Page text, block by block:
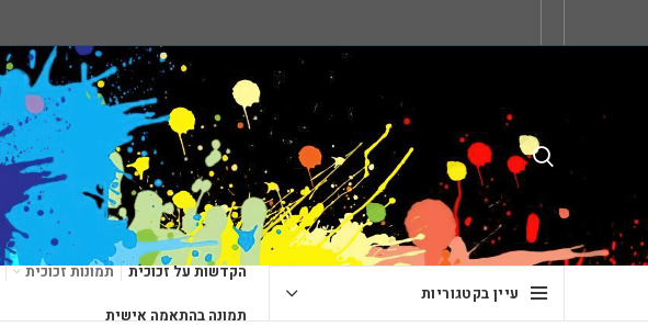
עיין בקטגוריות
הקדשות על זכוכית תמונות זכוכית
תמונה בהתאמה אישית